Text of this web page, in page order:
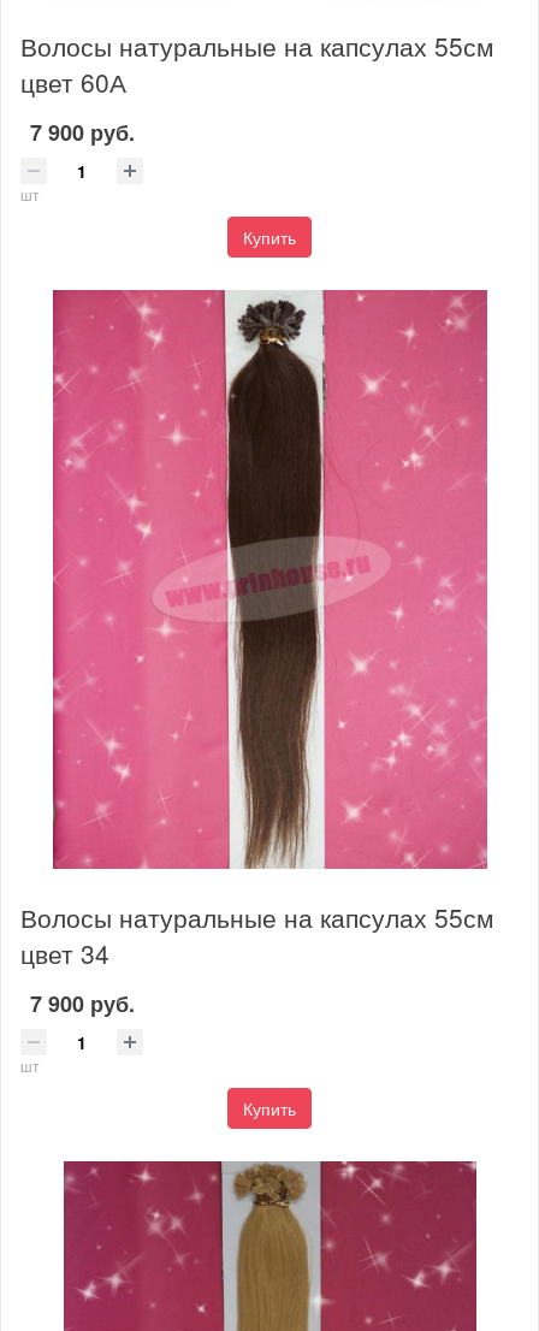
Волосы натуральные на капсулах 55см
цвет 60А
7 900 руб.
шт
Купить
Волосы натуральные на капсулах 55см
цвет 34
7 900 руб.
шт
Купить